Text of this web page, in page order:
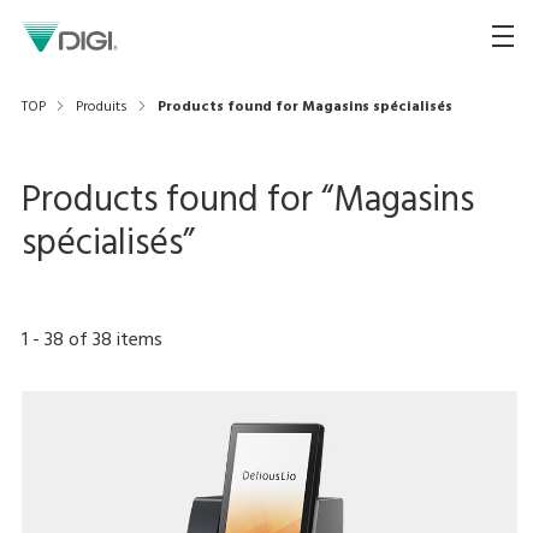
TOP Produits Products found for Magasins spécialisés
Products found for “Magasins
spécialisés”
1 -38of38items